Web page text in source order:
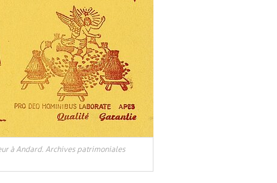
à Andard. Archives patrimoniales